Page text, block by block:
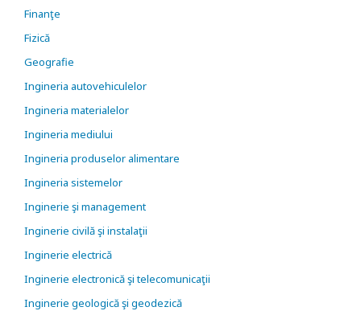
Finanţe
Fizică
Geografie
Ingineria autovehiculelor
Ingineria materialelor
Ingineria mediului
Ingineria produselor alimentare
Ingineria sistemelor
Inginerie şi management
Inginerie civilă şi instalaţii
Inginerie electrică
Inginerie electronică şi telecomunicaţii
Inginerie geologică şi geodezică